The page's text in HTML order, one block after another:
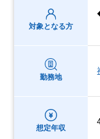
対象となる方
勤務地
想定年収